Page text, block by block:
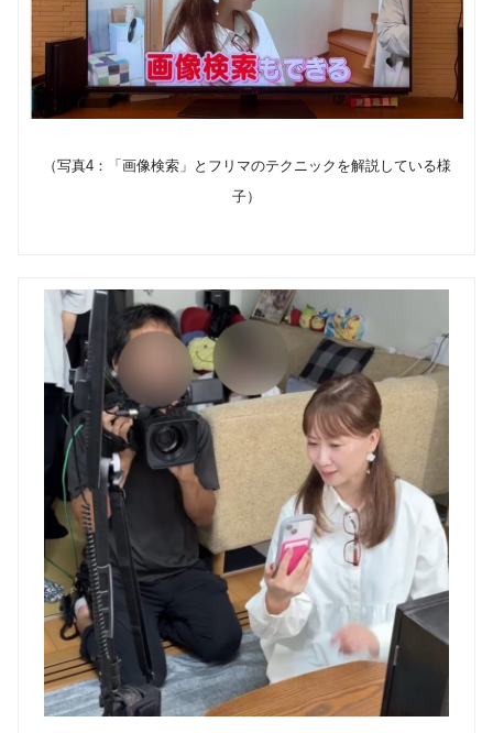
（写真4：「画像検索」とフリマのテクニックを解説している様
子）